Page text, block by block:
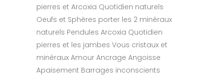
pierres et Arcoxia Quotidien naturels
Oeufs et Sphères porter les 2 minéraux
naturels Pendules Arcoxia Quotidien
pierres et les jambes Vous cristaux et
minéraux Amour Ancrage Angoisse
Apaisement Barrages inconscients